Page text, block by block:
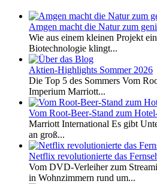
Amgen macht die Natur zum
Wie aus einem kleinen Projekt
Biotechnologie klingt...
Aktien-Highlights Sommer 2026
Die Top 5 des Sommers Vom
Imperium Marriott...
Vom Root-Beer-Stand zum
Marriott International Es gibt
an groß...
Netflix revolutionierte das
Vom DVD-Verleiher zum
in Wohnzimmern rund um...